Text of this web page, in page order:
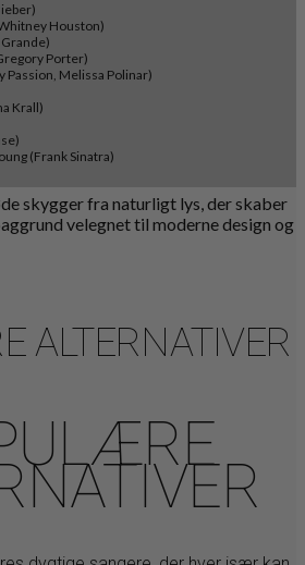
Houston)
Porter)
Passion, Melissa Polinar)
Krall)
(Frank Sinatra)
ALTERNATIVER